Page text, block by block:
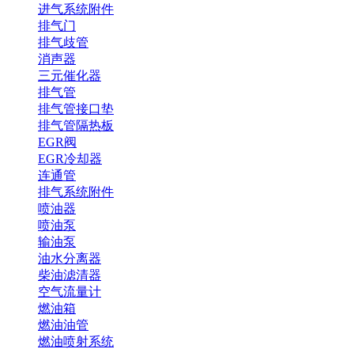
进气系统附件
排气门
排气歧管
消声器
三元催化器
排气管
排气管接口垫
排气管隔热板
EGR阀
EGR冷却器
连通管
排气系统附件
喷油器
喷油泵
输油泵
油水分离器
柴油滤清器
空气流量计
燃油箱
燃油油管
燃油喷射系统